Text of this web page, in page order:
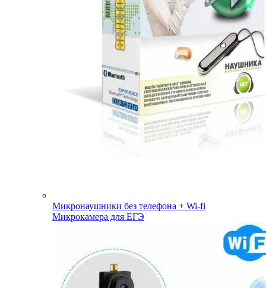
Микронаушники без телефона + Wi-fi
Микрокамера для ЕГЭ